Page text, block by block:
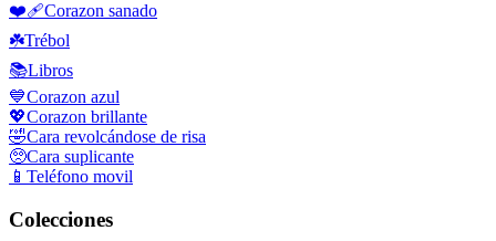
❤️‍🩹Corazon sanado
☘️Trébol
📚Libros
💙Corazon azul
💖Corazon brillante
🤣Cara revolcándose de risa
🥺Cara suplicante
📱 Teléfono movil
Colecciones